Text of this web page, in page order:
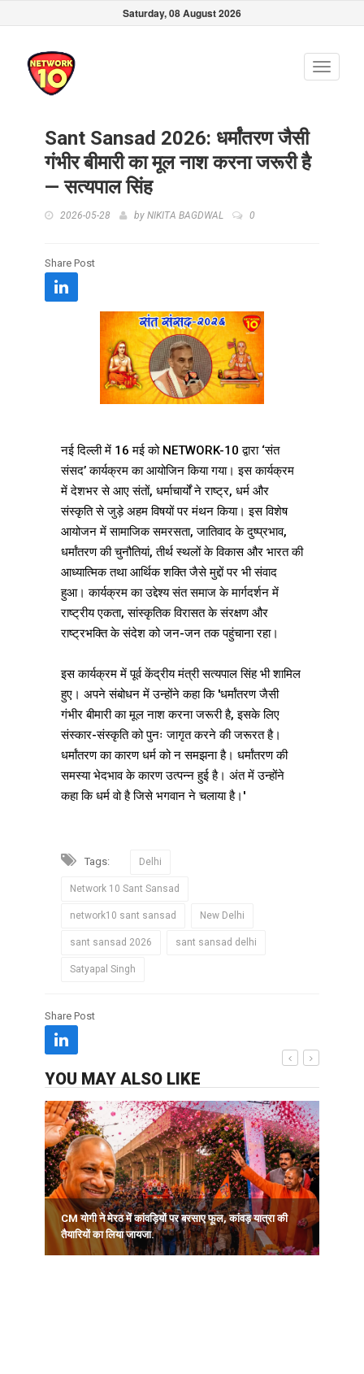
Saturday, 08 August 2026
Toggle
Sant Sansad 2026: धर्मांतरण जैसी
गंभीर बीमारी का मूल नाश करना जरूरी है
— सत्यपाल सिंह
2026-05-28 by NIKITA BAGDWAL 0
Share Post
नई दिल्ली में 16 मई को NETWORK-10 द्वारा ‘संत
संसद’ कार्यक्रम का आयोजिन किया गया। इस कार्यक्रम
में देशभर से आए संतों, धर्माचार्यों ने राष्ट्र, धर्म और
संस्कृति से जुड़े अहम विषयों पर मंथन किया। इस विशेष
आयोजन में सामाजिक समरसता, जातिवाद के दुष्प्रभाव,
धर्मांतरण की चुनौतियां, तीर्थ स्थलों के विकास और भारत की
आध्यात्मिक तथा आर्थिक शक्ति जैसे मुद्दों पर भी संवाद
हुआ। कार्यक्रम का उद्देश्य संत समाज के मार्गदर्शन में
राष्ट्रीय एकता, सांस्कृतिक विरासत के संरक्षण और
राष्ट्रभक्ति के संदेश को जन-जन तक पहुंचाना रहा।
इस कार्यक्रम में पूर्व केंद्रीय मंत्री सत्यपाल सिंह भी शामिल
हुए। अपने संबोधन में उन्होंने कहा कि 'धर्मांतरण जैसी
गंभीर बीमारी का मूल नाश करना जरूरी है, इसके लिए
संस्कार-संस्कृति को पुनः जागृत करने की जरूरत है।
धर्मांतरण का कारण धर्म को न समझना है। धर्मांतरण की
समस्या भेदभाव के कारण उत्पन्न हुई है। अंत में उन्होंने
कहा कि धर्म वो है जिसे भगवान ने चलाया है।'
Tags: Delhi
Network 10 Sant Sansad
network10 sant sansad New Delhi
sant sansad 2026 sant sansad delhi
Satyapal Singh
Share Post
YOU MAY ALSO LIKE
CM योगी ने मेरठ में कांवड़ियों पर बरसाए फूल, कांवड़ यात्रा की
तैयारियों का लिया जायजा.